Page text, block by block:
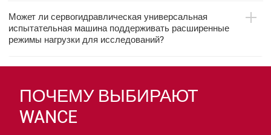
Может ли сервогидравлическая универсальная
испытательная машина поддерживать расширенные
режимы нагрузки для исследований?
ПОЧЕМУ ВЫБИРАЮТ
WANCE